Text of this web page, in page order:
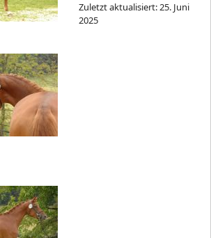
Zuletzt aktualisiert: 25. Juni
2025